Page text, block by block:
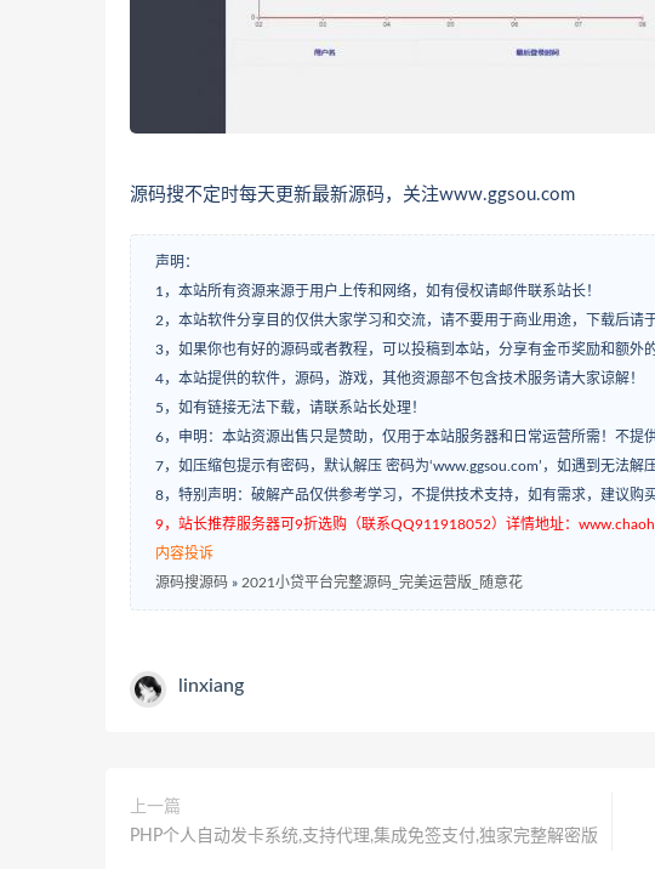
源码搜不定时每天更新最新源码，关注www.ggsou.com
声明：
1，本站所有资源来源于用户上传和网络，如有侵权请邮件联系站长！
2，本站软件分享目的仅供大家学习和交流，请不要用于商业用途，下载后请
3，如果你也有好的源码或者教程，可以投稿到本站，分享有金币奖励和额外的
4，本站提供的软件，源码，游戏，其他资源部不包含技术服务请大家谅解！
5，如有链接无法下载，请联系站长处理！
6，申明：本站资源出售只是赞助，仅用于本站服务器和日常运营所需！不提
7，如压缩包提示有密码，默认解压 密码为‘www.ggsou.com’，如遇到无法
8，特别声明：破解产品仅供参考学习，不提供技术支持，如有需求，建议购
9，站长推荐服务器可9折选购（联系QQ911918052）详情地址：
内容投诉
源码搜源码 » 2021小贷平台完整源码_完美运营版_随意花
linxiang
上一篇
PHP个人自动发卡系统,支持代理,集成免签支付,独家完整解密版